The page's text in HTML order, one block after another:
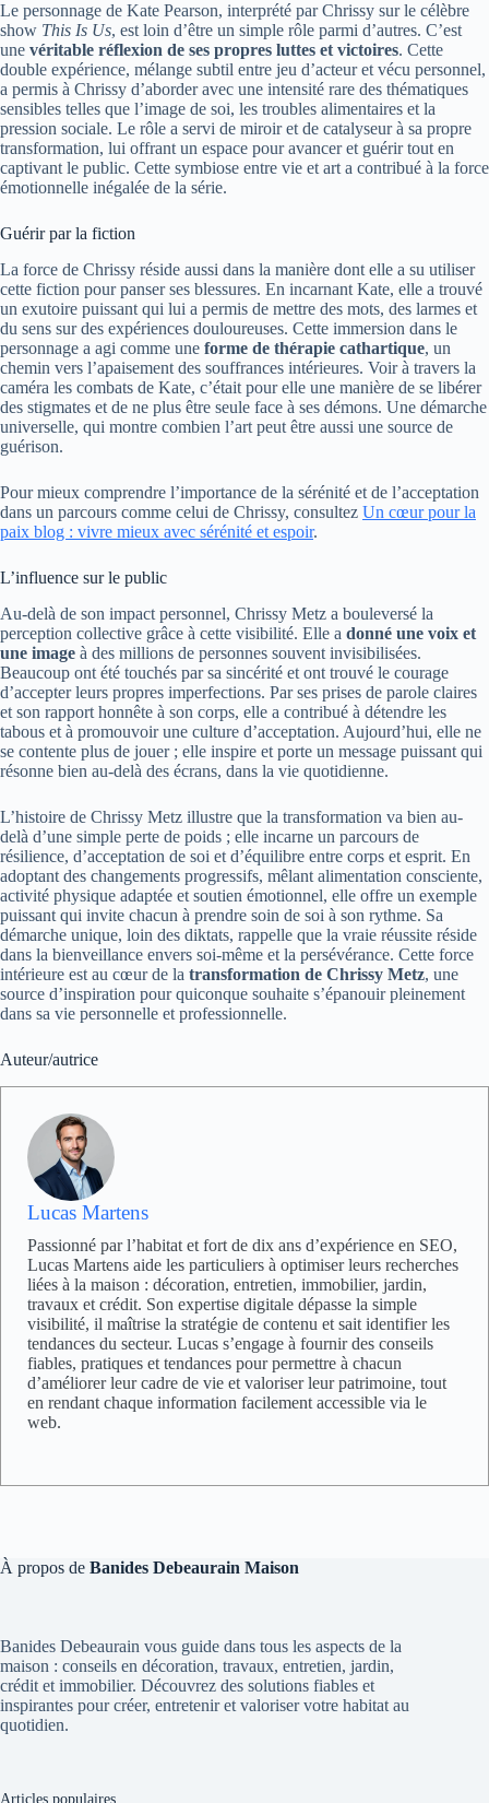
Le personnage de Kate Pearson, interprété par Chrissy sur le célèbre
show This Is Us, est loin d’être un simple rôle parmi d’autres. C’est
une véritable réflexion de ses propres luttes et victoires. Cette
double expérience, mélange subtil entre jeu d’acteur et vécu personnel,
a permis à Chrissy d’aborder avec une intensité rare des thématiques
sensibles telles que l’image de soi, les troubles alimentaires et la
pression sociale. Le rôle a servi de miroir et de catalyseur à sa propre
transformation, lui offrant un espace pour avancer et guérir tout en
captivant le public. Cette symbiose entre vie et art a contribué à la force
émotionnelle inégalée de la série.
Guérir par la fiction
La force de Chrissy réside aussi dans la manière dont elle a su utiliser
cette fiction pour panser ses blessures. En incarnant Kate, elle a trouvé
un exutoire puissant qui lui a permis de mettre des mots, des larmes et
du sens sur des expériences douloureuses. Cette immersion dans le
personnage a agi comme une forme de thérapie cathartique, un
chemin vers l’apaisement des souffrances intérieures. Voir à travers la
caméra les combats de Kate, c’était pour elle une manière de se libérer
des stigmates et de ne plus être seule face à ses démons. Une démarche
universelle, qui montre combien l’art peut être aussi une source de
guérison.
Pour mieux comprendre l’importance de la sérénité et de l’acceptation
dans un parcours comme celui de Chrissy, consultez Un cœur pour la
paix blog : vivre mieux avec sérénité et espoir.
L’influence sur le public
Au-delà de son impact personnel, Chrissy Metz a bouleversé la
perception collective grâce à cette visibilité. Elle a donné une voix et
une image à des millions de personnes souvent invisibilisées.
Beaucoup ont été touchés par sa sincérité et ont trouvé le courage
d’accepter leurs propres imperfections. Par ses prises de parole claires
et son rapport honnête à son corps, elle a contribué à détendre les
tabous et à promouvoir une culture d’acceptation. Aujourd’hui, elle ne
se contente plus de jouer ; elle inspire et porte un message puissant qui
résonne bien au-delà des écrans, dans la vie quotidienne.
L’histoire de Chrissy Metz illustre que la transformation va bien au-
delà d’une simple perte de poids ; elle incarne un parcours de
résilience, d’acceptation de soi et d’équilibre entre corps et esprit. En
adoptant des changements progressifs, mêlant alimentation consciente,
activité physique adaptée et soutien émotionnel, elle offre un exemple
puissant qui invite chacun à prendre soin de soi à son rythme. Sa
démarche unique, loin des diktats, rappelle que la vraie réussite réside
dans la bienveillance envers soi-même et la persévérance. Cette force
intérieure est au cœur de la transformation de Chrissy Metz, une
source d’inspiration pour quiconque souhaite s’épanouir pleinement
dans sa vie personnelle et professionnelle.
Auteur/autrice
Lucas Martens
Passionné par l’habitat et fort de dix ans d’expérience en SEO,
Lucas Martens aide les particuliers à optimiser leurs recherches
liées à la maison : décoration, entretien, immobilier, jardin,
travaux et crédit. Son expertise digitale dépasse la simple
visibilité, il maîtrise la stratégie de contenu et sait identifier les
tendances du secteur. Lucas s’engage à fournir des conseils
fiables, pratiques et tendances pour permettre à chacun
d’améliorer leur cadre de vie et valoriser leur patrimoine, tout
en rendant chaque information facilement accessible via le
web.
À propos de Banides Debeaurain Maison
Banides Debeaurain vous guide dans tous les aspects de la
maison : conseils en décoration, travaux, entretien, jardin,
crédit et immobilier. Découvrez des solutions fiables et
inspirantes pour créer, entretenir et valoriser votre habitat au
quotidien.
Articles populaires